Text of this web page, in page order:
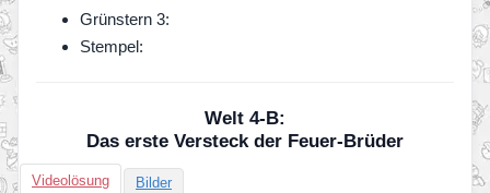
Grünstern 3:
Stempel:
Welt 4-B:
Das erste Versteck der Feuer-Brüder
Videolösung Bilder